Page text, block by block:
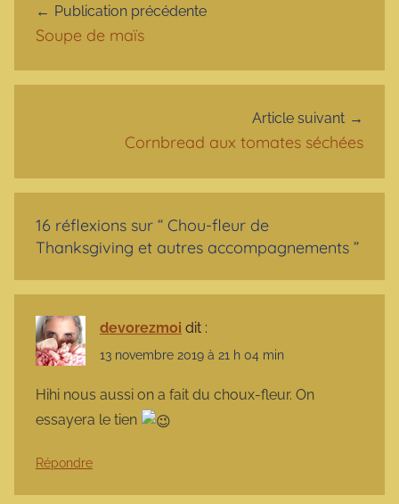
Publication précédente
Soupe de maïs
Article suivant
Cornbread aux tomates séchées
16 réflexions sur “ Chou-fleur de
Thanksgiving et autres accompagnements ”
devorezmoi dit :
13 novembre 2019 à 21 h 04 min
Hihi nous aussi on a fait du choux-fleur. On
essayera le tien
Répondre